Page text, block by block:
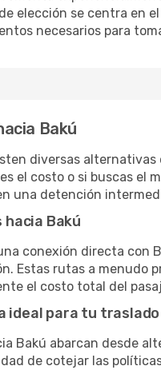
elección se centra en
necesarios para
Bakú
diversas
el costo o si buscas el
una detención
Bakú
conexión directa con
Estas rutas a menudo
el costo total del
ideal para tu traslado
Bakú abarcan desde
de cotejar las